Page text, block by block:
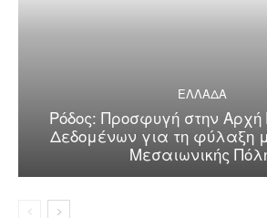
ΕΛΛΑΔΑ
Ρόδος: Προσφυγή στην
Δεδομένων για τη φύλαξη
Μεσαιωνικής